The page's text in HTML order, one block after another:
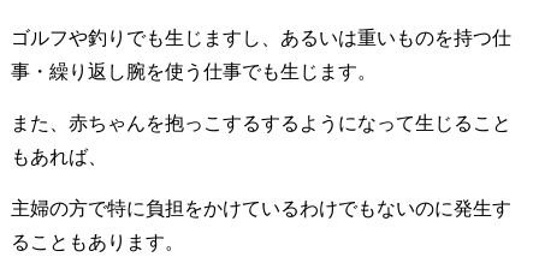
ゴルフや釣りでも生じますし、あるいは重いものを持つ仕
事・繰り返し腕を使う仕事でも生じます。
また、赤ちゃんを抱っこするするようになって生じること
もあれば、
主婦の方で特に負担をかけているわけでもないのに発生す
ることもあります。